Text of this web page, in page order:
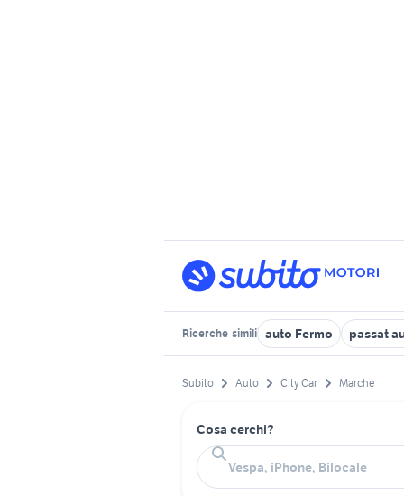
Ricerche simili auto Fermo passat
Subito Auto City Car Marche
Cosa cerchi?